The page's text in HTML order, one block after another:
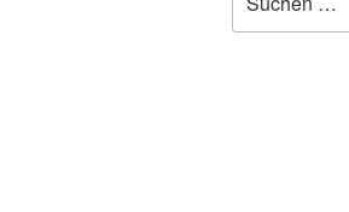
nach: